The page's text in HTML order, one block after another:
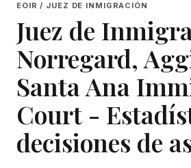
EOIR / JUEZ DE INMIGRACIÓN
Juez de
Norregard,
Santa Ana
Court -
decisiones de